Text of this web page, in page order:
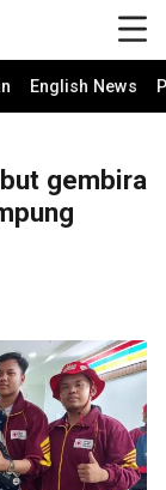
English News
gembira